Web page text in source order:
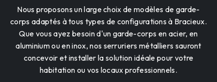
Nous proposons un large choix de modèles de garde-
corps adaptés à tous types de configurations à Bracieux.
Que vous ayez besoin d'un garde-corps en acier, en
aluminium ou en inox, nos serruriers métalliers sauront
concevoir et installer la solution idéale pour votre
habitation ou vos locaux professionnels.